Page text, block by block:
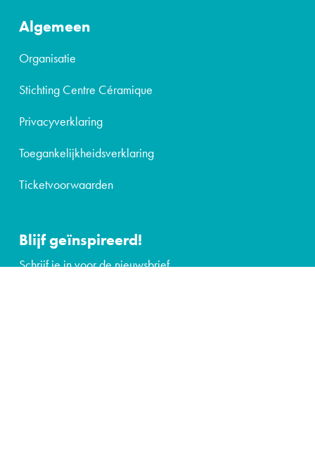
Algemeen
Organisatie
Stichting Centre Céramique
Privacyverklaring
Toegankelijkheidsverklaring
Ticketvoorwaarden
Blijf geïnspireerd!
Schrijf je in voor de nieuwsbrief.